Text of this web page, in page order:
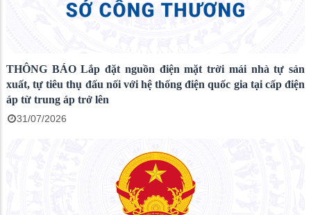
THÔNG BÁO Lắp đặt nguồn điện mặt trời mái nhà tự sản
xuất, tự tiêu thụ đấu nối với hệ thống điện quốc gia tại cấp điện
áp từ trung áp trở lên
31/07/2026